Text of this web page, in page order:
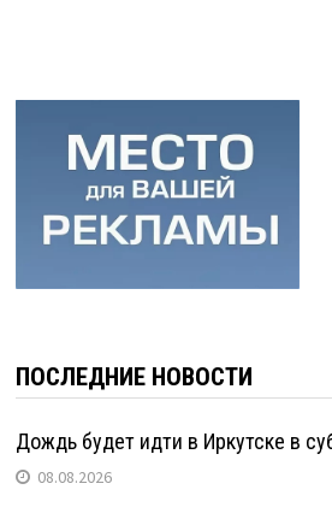
ПОСЛЕДНИЕ НОВОСТИ
Дождь будет идти в Иркутске в
08.08.2026